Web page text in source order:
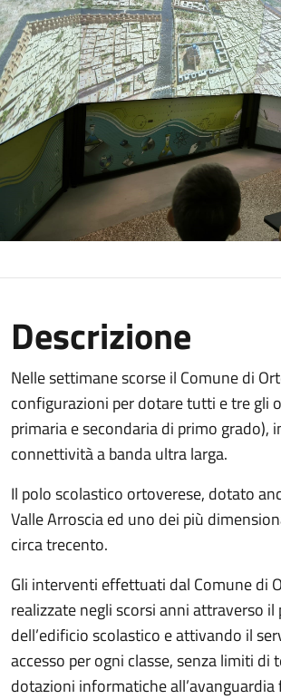
Descrizione
Nelle settimane scorse il Comune di
configurazioni per dotare tutti e tre gli
primaria e secondaria di primo grado),
connettività a banda ultra larga.
Il polo scolastico ortoverese, dotato
Valle Arroscia ed uno dei più
circa trecento.
Gli interventi effettuati dal Comune di
realizzate negli scorsi anni attraverso
dell’edificio scolastico e attivando il
accesso per ogni classe, senza limiti
dotazioni informatiche